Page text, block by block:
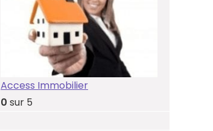
Access Immobilier
0 sur 5